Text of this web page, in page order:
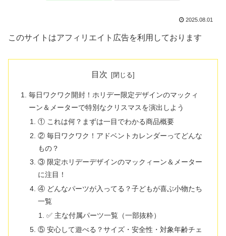
2025.08.01
このサイトはアフィリエイト広告を利用しております
目次
毎日ワクワク開封！ホリデー限定デザインのマックィ
ーン＆メーターで特別なクリスマスを演出しよう
① これは何？まずは一目でわかる商品概要
② 毎日ワクワク！アドベントカレンダーってどんな
もの？
③ 限定ホリデーデザインのマックィーン＆メーター
に注目！
④ どんなパーツが入ってる？子どもが喜ぶ小物たち
一覧
✅ 主な付属パーツ一覧（一部抜粋）
⑤ 安心して遊べる？サイズ・安全性・対象年齢チェ